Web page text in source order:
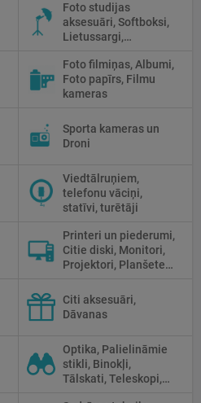
Foto studijas
aksesuāri, Softboksi,
Lietussargi,
Priekšmetu galdi
Foto filmiņas, Albumi,
Foto papīrs, Filmu
kameras
Sporta kameras un
Droni
Viedtālruņiem,
telefonu vāciņi,
statīvi, turētāji
Printeri un piederumi,
Citie diski, Monitori,
Projektori, Planšetes,
Citi aksesuāri,
Dāvanas
Optika, Palielināmie
stikli, Binokļi,
Tālskati, Teleskopi,